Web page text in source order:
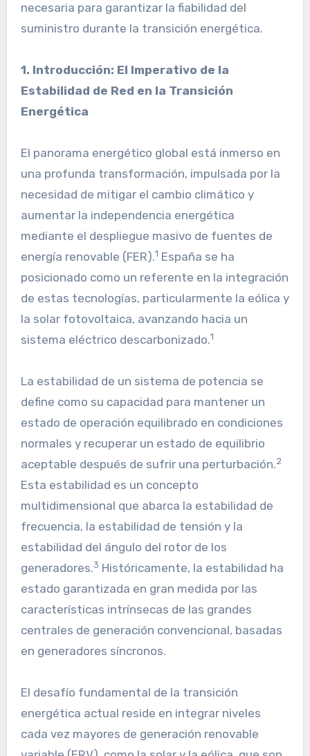
necesaria para garantizar la fiabilidad del
suministro durante la transición energética.
1. Introducción: El Imperativo de la
Estabilidad de Red en la Transición
Energética
El panorama energético global está inmerso en
una profunda transformación, impulsada por la
necesidad de mitigar el cambio climático y
aumentar la independencia energética
mediante el despliegue masivo de fuentes de
energía renovable (FER).1 España se ha
posicionado como un referente en la integración
de estas tecnologías, particularmente la eólica y
la solar fotovoltaica, avanzando hacia un
sistema eléctrico descarbonizado.1
La estabilidad de un sistema de potencia se
define como su capacidad para mantener un
estado de operación equilibrado en condiciones
normales y recuperar un estado de equilibrio
aceptable después de sufrir una perturbación.2
Esta estabilidad es un concepto
multidimensional que abarca la estabilidad de
frecuencia, la estabilidad de tensión y la
estabilidad del ángulo del rotor de los
generadores.3 Históricamente, la estabilidad ha
estado garantizada en gran medida por las
características intrínsecas de las grandes
centrales de generación convencional, basadas
en generadores síncronos.
El desafío fundamental de la transición
energética actual reside en integrar niveles
cada vez mayores de generación renovable